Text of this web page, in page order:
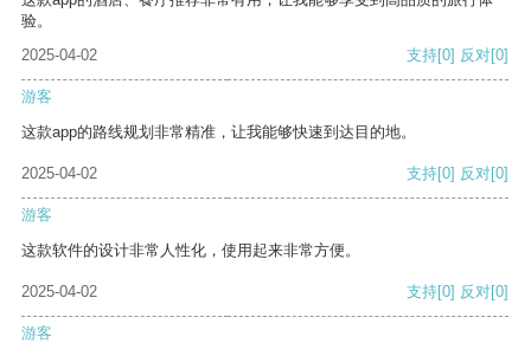
验。
2025-04-02
支持[0] 反对[0]
游客
这款app的路线规划非常精准，让我能够快速到达目的地。
2025-04-02 支持[0] 反对[0]
游客
这款软件的设计非常人性化，使用起来非常方便。
2025-04-02 支持[0] 反对[0]
游客